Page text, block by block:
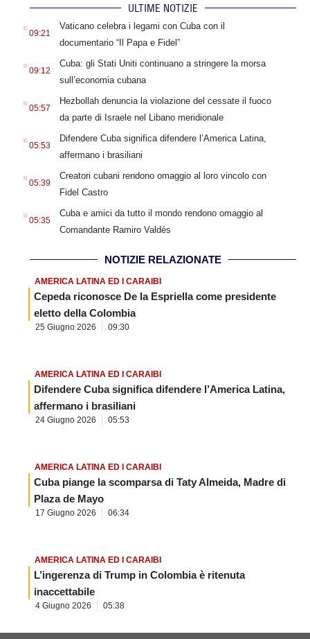
ULTIME NOTIZIE
. 09:21
Vaticano celebra i legami con Cuba con il
documentario “Il Papa e Fidel”
. 09:12
Cuba: gli Stati Uniti continuano a stringere la morsa
sull’economia cubana
. 05:57
Hezbollah denuncia la violazione del cessate il fuoco
da parte di Israele nel Libano meridionale
. 05:53
Difendere Cuba significa difendere l’America Latina,
affermano i brasiliani
. 05:39
Creatori cubani rendono omaggio al loro vincolo con
Fidel Castro
. 05:35
Cuba e amici da tutto il mondo rendono omaggio al
Comandante Ramiro Valdés
NOTIZIE RELAZIONATE
AMERICA LATINA ED I CARAIBI
Cepeda riconosce De la Espriella come presidente
eletto della Colombia
25 Giugno 2026 09:30
AMERICA LATINA ED I CARAIBI
Difendere Cuba significa difendere l’America Latina,
affermano i brasiliani
24 Giugno 2026 05:53
AMERICA LATINA ED I CARAIBI
Cuba piange la scomparsa di Taty Almeida, Madre di
Plaza de Mayo
17 Giugno 2026 06:34
AMERICA LATINA ED I CARAIBI
L’ingerenza di Trump in Colombia è ritenuta
inaccettabile
4 Giugno 2026 05:38